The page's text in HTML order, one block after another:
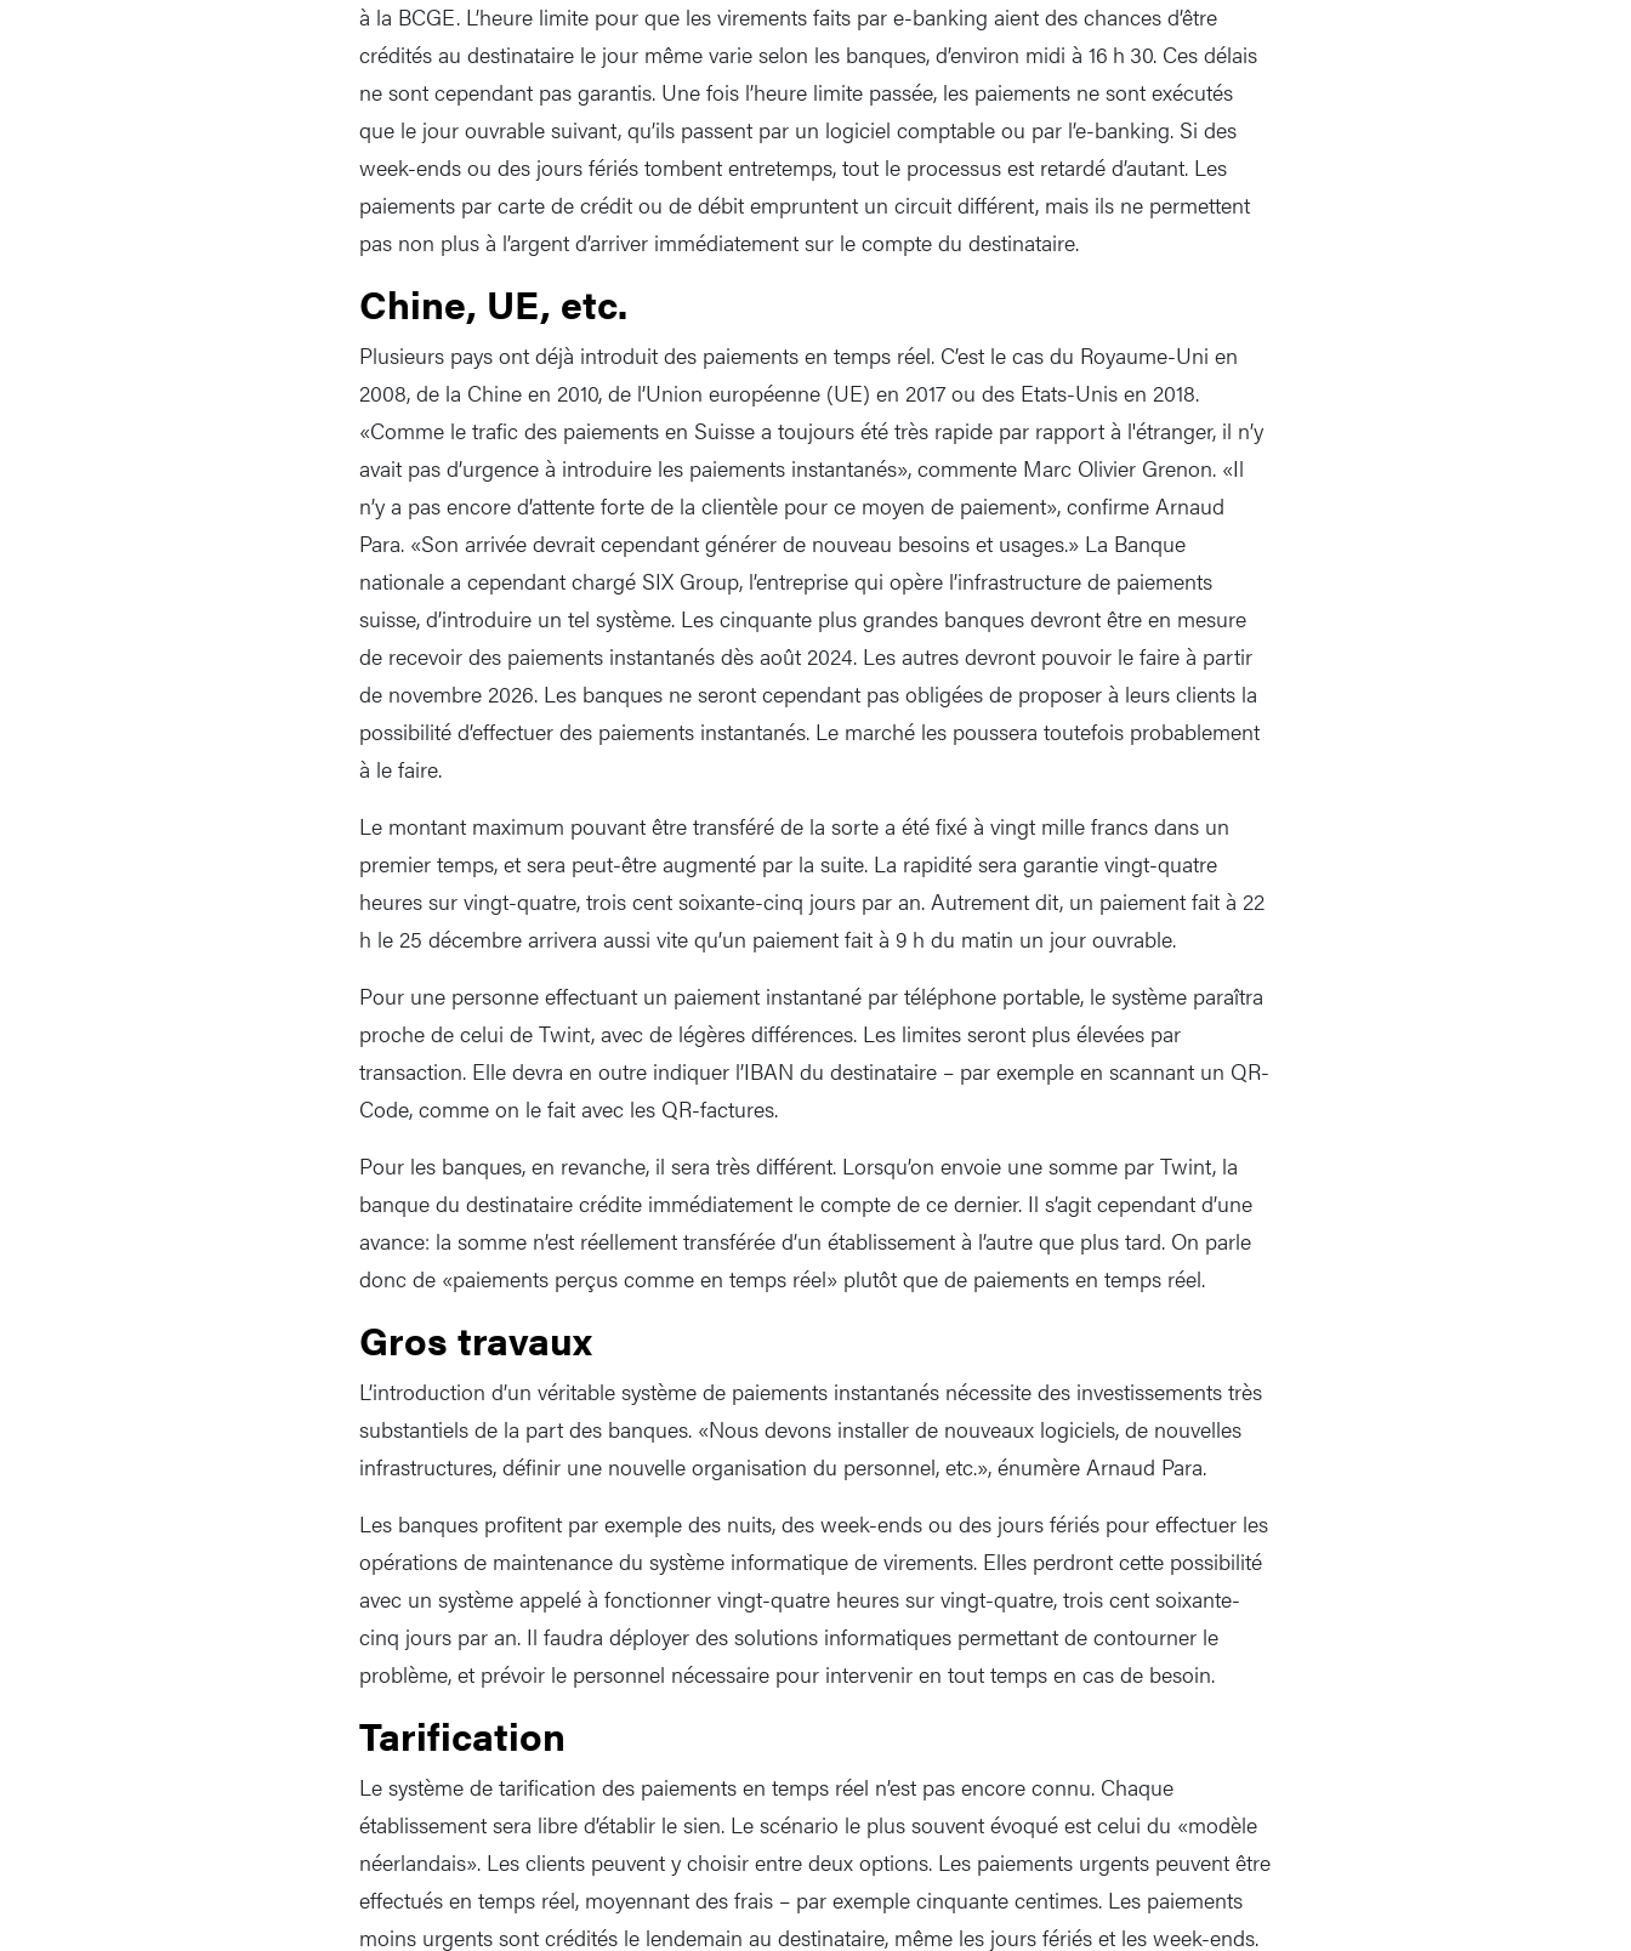
à la BCGE. L’heure limite pour que les virements faits par e-banking aient des chances d’être
crédités au destinataire le jour même varie selon les banques, d’environ midi à 16 h 30. Ces délais
ne sont cependant pas garantis. Une fois l’heure limite passée, les paiements ne sont exécutés
que le jour ouvrable suivant, qu’ils passent par un logiciel comptable ou par l’e-banking. Si des
week-ends ou des jours fériés tombent entretemps, tout le processus est retardé d’autant. Les
paiements par carte de crédit ou de débit empruntent un circuit différent, mais ils ne permettent
pas non plus à l’argent d’arriver immédiatement sur le compte du destinataire.
Chine, UE, etc.
Plusieurs pays ont déjà introduit des paiements en temps réel. C’est le cas du Royaume-Uni en
2008, de la Chine en 2010, de l’Union européenne (UE) en 2017 ou des Etats-Unis en 2018.
«Comme le trafic des paiements en Suisse a toujours été très rapide par rapport à l'étranger, il n’y
avait pas d’urgence à introduire les paiements instantanés», commente Marc Olivier Grenon. «Il
n’y a pas encore d’attente forte de la clientèle pour ce moyen de paiement», confirme Arnaud
Para. «Son arrivée devrait cependant générer de nouveau besoins et usages.» La Banque
nationale a cependant chargé SIX Group, l’entreprise qui opère l’infrastructure de paiements
suisse, d’introduire un tel système. Les cinquante plus grandes banques devront être en mesure
de recevoir des paiements instantanés dès août 2024. Les autres devront pouvoir le faire à partir
de novembre 2026. Les banques ne seront cependant pas obligées de proposer à leurs clients la
possibilité d’effectuer des paiements instantanés. Le marché les poussera toutefois probablement
à le faire.
Le montant maximum pouvant être transféré de la sorte a été fixé à vingt mille francs dans un
premier temps, et sera peut-être augmenté par la suite. La rapidité sera garantie vingt-quatre
heures sur vingt-quatre, trois cent soixante-cinq jours par an. Autrement dit, un paiement fait à 22
h le 25 décembre arrivera aussi vite qu’un paiement fait à 9 h du matin un jour ouvrable.
Pour une personne effectuant un paiement instantané par téléphone portable, le système paraîtra
proche de celui de Twint, avec de légères différences. Les limites seront plus élevées par
transaction. Elle devra en outre indiquer l’IBAN du destinataire – par exemple en scannant un QR-
Code, comme on le fait avec les QR-factures.
Pour les banques, en revanche, il sera très différent. Lorsqu’on envoie une somme par Twint, la
banque du destinataire crédite immédiatement le compte de ce dernier. Il s’agit cependant d’une
avance: la somme n’est réellement transférée d’un établissement à l’autre que plus tard. On parle
donc de «paiements perçus comme en temps réel» plutôt que de paiements en temps réel.
Gros travaux
L’introduction d’un véritable système de paiements instantanés nécessite des investissements très
substantiels de la part des banques. «Nous devons installer de nouveaux logiciels, de nouvelles
infrastructures, définir une nouvelle organisation du personnel, etc.», énumère Arnaud Para.
Les banques profitent par exemple des nuits, des week-ends ou des jours fériés pour effectuer les
opérations de maintenance du système informatique de virements. Elles perdront cette possibilité
avec un système appelé à fonctionner vingt-quatre heures sur vingt-quatre, trois cent soixante-
cinq jours par an. Il faudra déployer des solutions informatiques permettant de contourner le
problème, et prévoir le personnel nécessaire pour intervenir en tout temps en cas de besoin.
Tarification
Le système de tarification des paiements en temps réel n’est pas encore connu. Chaque
établissement sera libre d’établir le sien. Le scénario le plus souvent évoqué est celui du «modèle
néerlandais». Les clients peuvent y choisir entre deux options. Les paiements urgents peuvent être
effectués en temps réel, moyennant des frais – par exemple cinquante centimes. Les paiements
moins urgents sont crédités le lendemain au destinataire, même les jours fériés et les week-ends.